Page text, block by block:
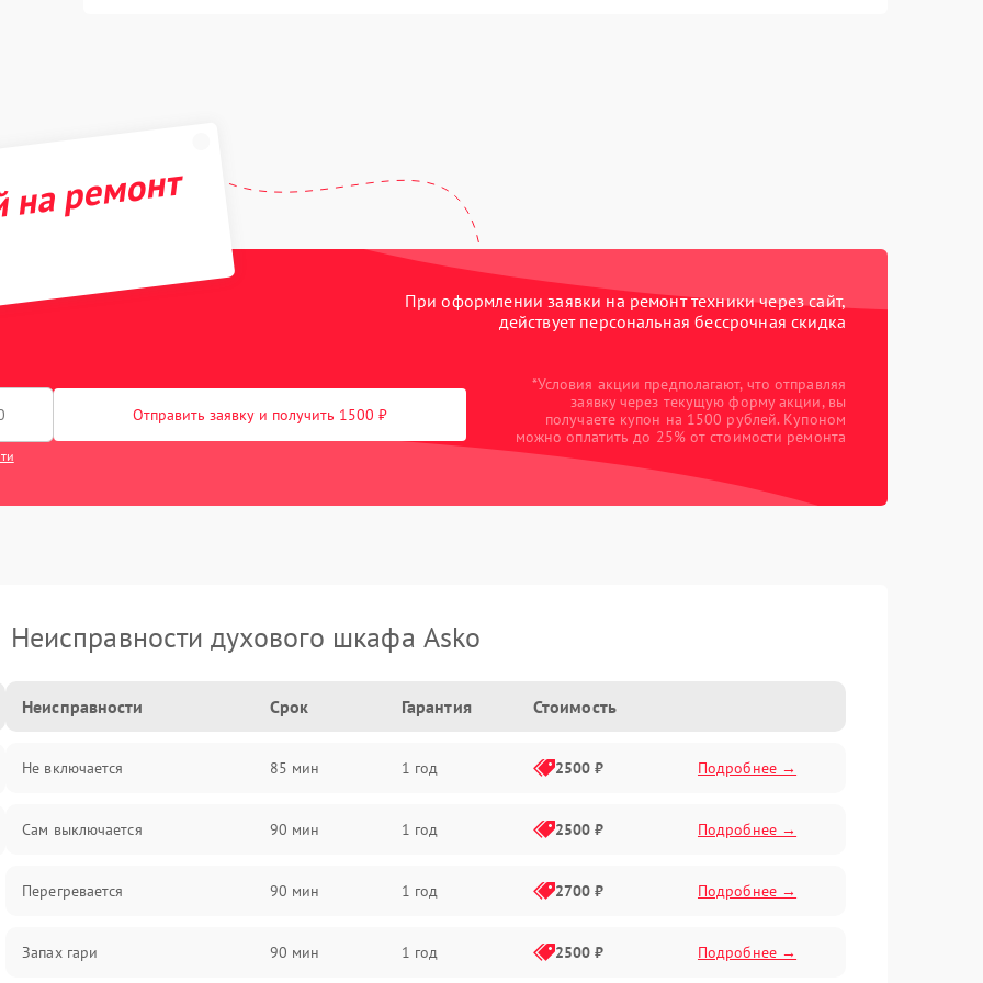
ремонт
При оформлении заявки на ремонт техники через сайт,
действует персональная бессрочная скидка
Отправить заявку и получить 1500 ₽
*Условия акции предполагают, что отправляя
заявку через текущую форму акции, вы
получаете купон на 1500 рублей. Купоном
можно оплатить до 25% от стоимости ремонта
Неисправности духового шкафа Asko
Неисправности Срок Гарантия Стоимость
Не включается 85 мин 1 год 2500 ₽ Подробнее →
Сам выключается 90 мин 1 год 2500 ₽ Подробнее →
Перегревается 90 мин 1 год 2700 ₽ Подробнее →
Запах гари 90 мин 1 год 2500 ₽ Подробнее →